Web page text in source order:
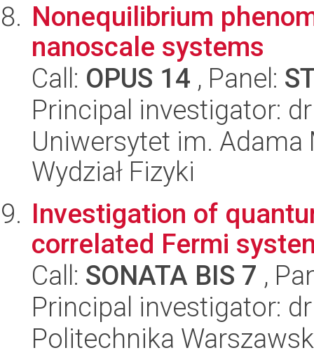
Nonequilibrium
nanoscale systems
Call: OPUS 14 , Panel:
Principal investigator:
Uniwersytet im.
Wydział Fizyki
Investigation of
correlated Fermi
Call: SONATA BIS 7 ,
Principal investigator:
Politechnika